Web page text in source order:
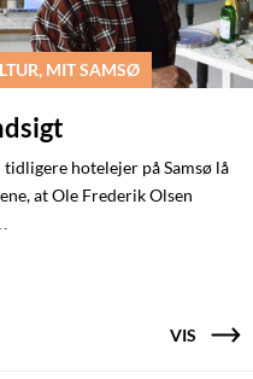
MIT SAMSØ
tidligere hotelejer på Samsø lå
at Ole Frederik Olsen
VIS